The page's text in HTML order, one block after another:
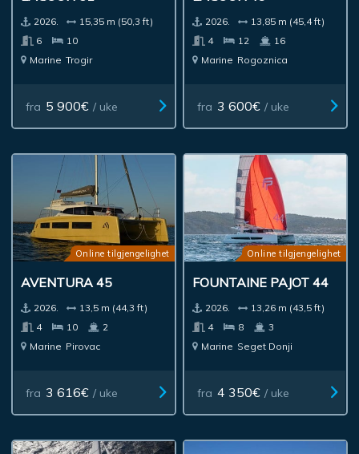
2026.
15,35 m (50,3 ft)
6
10
Marine Trogir
fra 5 900€ / uke
2026.
13,85 m (45,4 ft)
4
12
16
Marine Rogoznica
fra 3 600€ / uke
Online tilgjengelighet
AVENTURA 45
2026.
13,5 m (44,3 ft)
4
10
2
Marine Pirovac
fra 3 616€ / uke
Online tilgjengelighet
FOUNTAINE PAJOT 44
2026.
13,26 m (43,5 ft)
4
8
3
Marine Seget Donji
fra 4 350€ / uke